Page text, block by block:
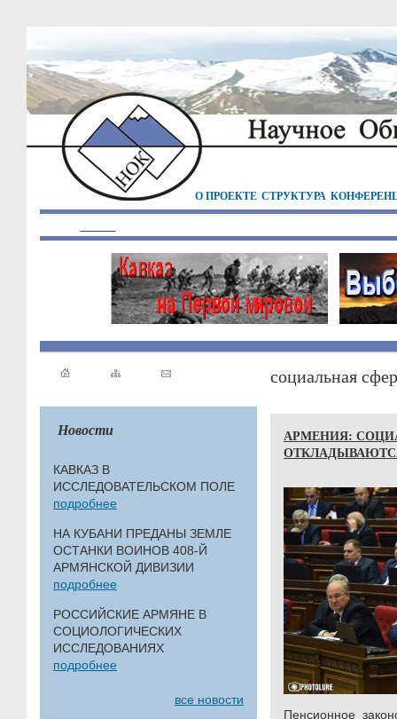
О ПРОЕКТЕ СТРУКТУРА
Новости
КАВКАЗ В
ИССЛЕДОВАТЕЛЬСКОМ ПОЛЕ
подробнее
НА КУБАНИ ПРЕДАНЫ ЗЕМЛЕ
ОСТАНКИ ВОИНОВ 408-Й
АРМЯНСКОЙ ДИВИЗИИ
подробнее
РОССИЙСКИЕ АРМЯНЕ В
СОЦИОЛОГИЧЕСКИХ
ИССЛЕДОВАНИЯХ
подробнее
все новости
социальная
АРМЕНИЯ:
Пенсионное